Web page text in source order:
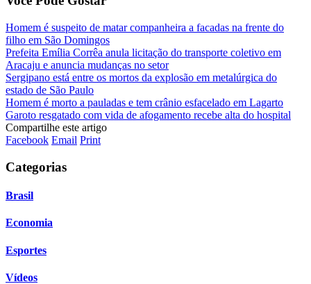
Homem é suspeito de matar companheira a facadas na frente do
filho em São Domingos
Prefeita Emília Corrêa anula licitação do transporte coletivo em
Aracaju e anuncia mudanças no setor
Sergipano está entre os mortos da explosão em metalúrgica do
estado de São Paulo
Homem é morto a pauladas e tem crânio esfacelado em Lagarto
Garoto resgatado com vida de afogamento recebe alta do hospital
Compartilhe este artigo
Facebook Email Print
Categorias
Brasil
Economia
Esportes
Vídeos